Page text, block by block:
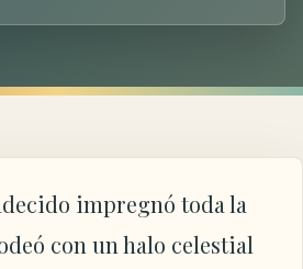
impregnó toda la
con un halo celestial